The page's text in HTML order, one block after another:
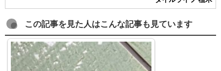
この記事を見た人はこんな記事も見ています